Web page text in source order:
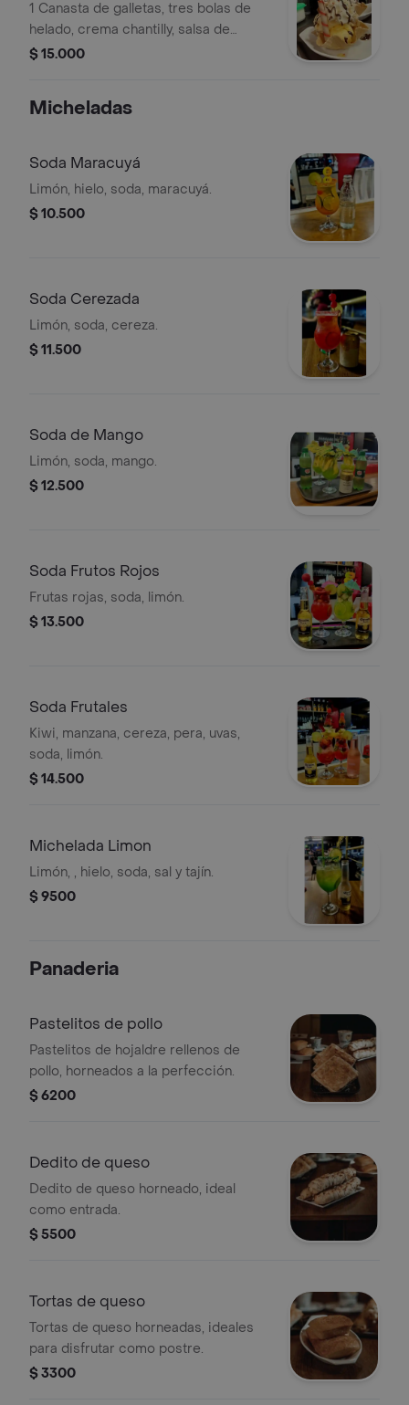
1 Canasta de galletas, tres bolas de
helado, crema chantilly, salsa de
chocolate y leche condensada, 1
$ 15.000
Micheladas
Soda Maracuyá
Limón, hielo, soda, maracuyá.
$ 10.500
Soda Cerezada
Limón, soda, cereza.
$ 11.500
Soda de Mango
Limón, soda, mango.
$ 12.500
Soda Frutos Rojos
Frutas rojas, soda, limón.
$ 13.500
Soda Frutales
Kiwi, manzana, cereza, pera, uvas,
soda, limón.
$ 14.500
Michelada Limon
Limón, , hielo, soda, sal y tajín.
$ 9500
Panaderia
Pastelitos de pollo
Pastelitos de hojaldre rellenos de
pollo, horneados a la perfección.
$ 6200
Dedito de queso
Dedito de queso horneado, ideal
como entrada.
$ 5500
Tortas de queso
Tortas de queso horneadas, ideales
para disfrutar como postre.
$ 3300